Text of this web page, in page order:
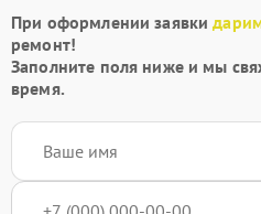
При оформлении заявки
ремонт!
Заполните поля ниже и мы
время.